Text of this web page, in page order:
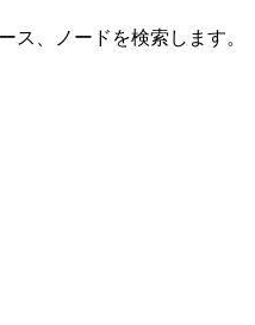
ス、ノードを検索します。